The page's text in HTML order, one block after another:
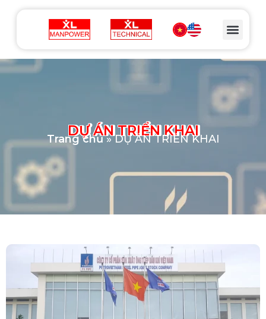
DỰ ÁN TRIỂN KHAI
Trang chủ»DỰ ÁN TRIỂN KHAI